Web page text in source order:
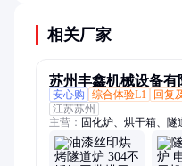
相关厂家
苏州丰鑫机械设备有
安心购
综合体验L1 回复
江苏苏州
主营： 固化炉、烘干箱、
炉、推车烘箱、老化试验
道炉、隧道烘干线、胶水